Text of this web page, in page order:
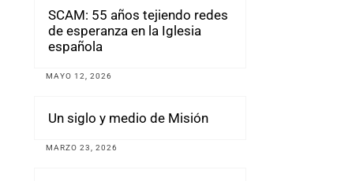
SCAM: 55 años tejiendo redes
de esperanza en la Iglesia
española
MAYO 12, 2026
Un siglo y medio de Misión
MARZO 23, 2026